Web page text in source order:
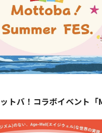
トバ！コラボイベント「